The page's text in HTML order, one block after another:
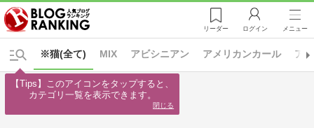
リーダー ログイン メニュー
※猫(全て) MIX アビシニアン アメリカンカール ア
【Tips】このアイコンをタップすると、
カテゴリ一覧を表示できます。
閉じる